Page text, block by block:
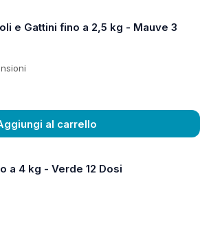
e Gattini fino a 2,5 kg - Mauve 3
al carrello
a 4 kg - Verde 12 Dosi